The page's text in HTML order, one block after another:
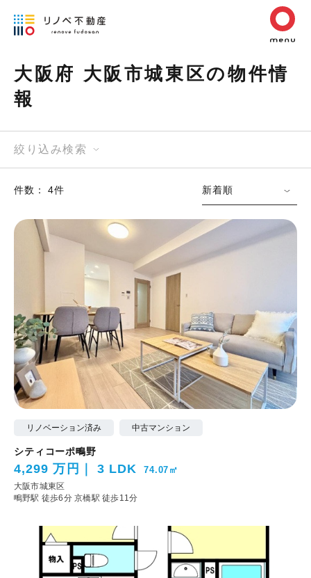
大阪府 大阪市城東区の物件情
報
絞り込み検索
件数： 4件 新着順
リノベーション済み 中古マンション
シティコーポ鴫野
4,299 万円 3 LDK 74.07㎡
大阪市城東区
鴫野駅 徒歩6分京橋駅 徒歩11分